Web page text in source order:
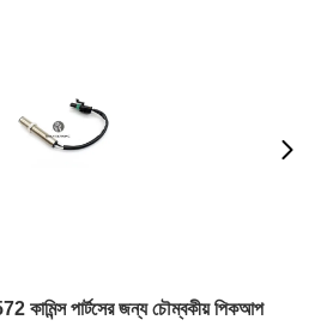
পার্টসের জন্য চৌম্বকীয় পিকআপ